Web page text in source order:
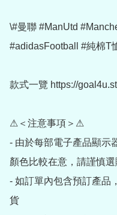
\#曼聯 #ManUtd
#adidasFootball #純棉T
款式一覽 https://
⚠＜注意事項＞⚠
- 由於每部電子產品顯示
顏色比較在意，請謹慎選
- 如訂單內包含預訂產品
貨